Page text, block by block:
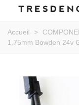
Accueil >
1.75mm Bowden 24v